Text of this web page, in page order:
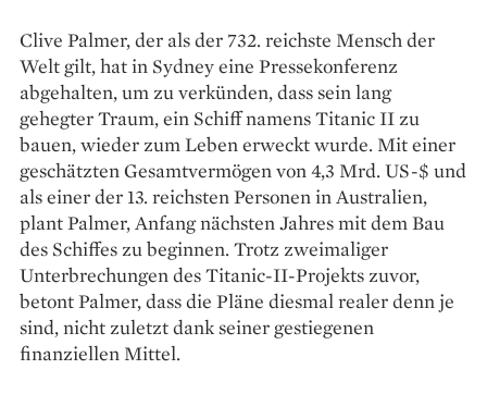
Clive Palmer, der als der 732. reichste Mensch der
Welt gilt, hat in Sydney eine Pressekonferenz
abgehalten, um zu verkünden, dass sein lang
gehegter Traum, ein Schiff namens Titanic II zu
bauen, wieder zum Leben erweckt wurde. Mit einer
geschätzten Gesamtvermögen von 4,3 Mrd. US-$ und
als einer der 13. reichsten Personen in Australien,
plant Palmer, Anfang nächsten Jahres mit dem Bau
des Schiffes zu beginnen. Trotz zweimaliger
Unterbrechungen des Titanic-II-Projekts zuvor,
betont Palmer, dass die Pläne diesmal realer denn je
sind, nicht zuletzt dank seiner gestiegenen
finanziellen Mittel.